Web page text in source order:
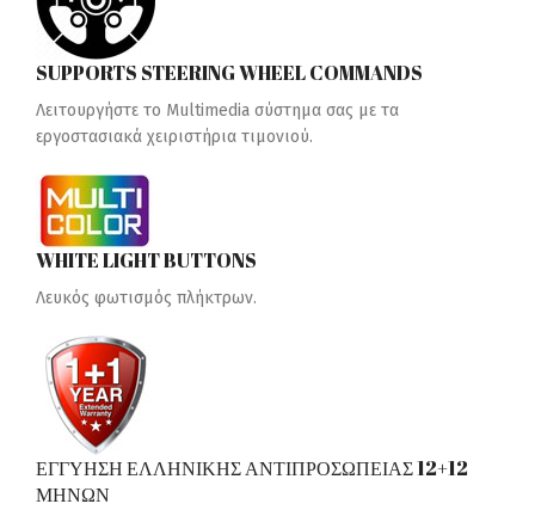
SUPPORTS STEERING WHEEL COMMANDS
Λειτουργήστε το Multimedia σύστημα σας με τα
εργοστασιακά χειριστήρια τιμονιού.
WHITE LIGHT BUTTONS
Λευκός φωτισμός πλήκτρων.
ΕΓΓΥΗΣΗ ΕΛΛΗΝΙΚΗΣ ΑΝΤΙΠΡΟΣΩΠΕΙΑΣ 12+12
ΜΗΝΩΝ